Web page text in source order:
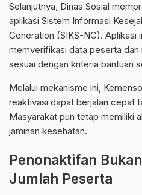
Selanjutnya, Dinas Sosial
aplikasi Sistem Informasi
Generation (SIKS-NG). Aplikasi
memverifikasi data peserta
sesuai dengan kriteria bantuan
Melalui mekanisme ini,
reaktivasi dapat berjalan cepat
Masyarakat pun tetap memiliki
jaminan kesehatan.
Penonaktifan
Jumlah Peserta